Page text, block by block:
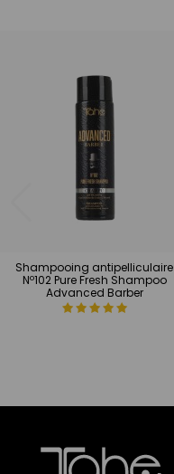
Shampooing antipelliculaire
Nº102 Pure Fresh Shampoo
Advanced Barber